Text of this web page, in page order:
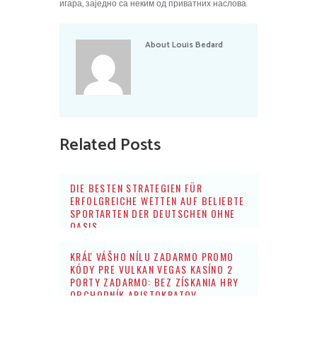
игара, заједно са неким од приватних наслова.
AboutLouis Bedard
Related Posts
DIE BESTEN STRATEGIEN FÜR
ERFOLGREICHE WETTEN AUF BELIEBTE
SPORTARTEN DER DEUTSCHEN OHNE
OASIS
KRÁĽ VÁŠHO NÍLU ZADARMO PROMO
KÓDY PRE VULKAN VEGAS KASÍNO 2
PORTY ZADARMO: BEZ ZÍSKANIA HRY
OBCHODNÍK ARISTOKRATOV